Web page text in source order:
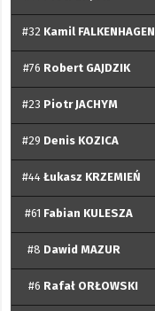
#32 Kamil FALKENHAGEN
#76 Robert GAJDZIK
#23 PiotrJACHYM
#29 Denis KOZICA
#44 Łukasz KRZEMIEŃ
#61 Fabian KULESZA
#8 Dawid MAZUR
#6 Rafał ORŁOWSKI